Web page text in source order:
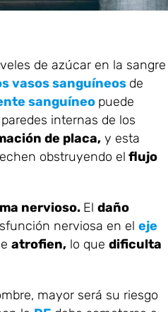
de azúcar en la sangre
vasos sanguíneos de
sanguíneo puede
internas de los
de placa,y esta
obstruyendo el flujo
nervioso. El daño
nerviosa en el eje
atrofien,lo que dificulta
mayor será su riesgo